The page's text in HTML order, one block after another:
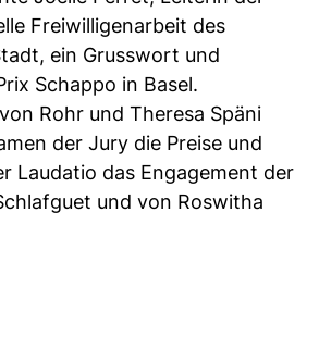
Freiwilligenarbeit des
ein Grusswort und
Schappo in Basel.
Rohr und Theresa Späni
der Jury die Preise und
Laudatio das Engagement der
und von Roswitha